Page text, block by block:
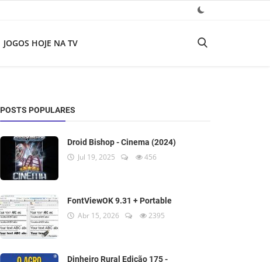
JOGOS HOJE NA TV
POSTS POPULARES
Droid Bishop - Cinema (2024)
Jul 19, 2025 456
FontViewOK 9.31 + Portable
Abr 15, 2026 2395
Dinheiro Rural Edição 175 -